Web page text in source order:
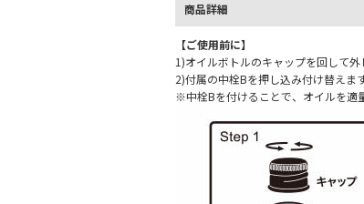
商品詳細
【ご使用前に】
1)オイルボトルのキャップを回して外
2)付属の中栓Bを押し込み付け替えます
※中栓Bを付けることで、オイルを適